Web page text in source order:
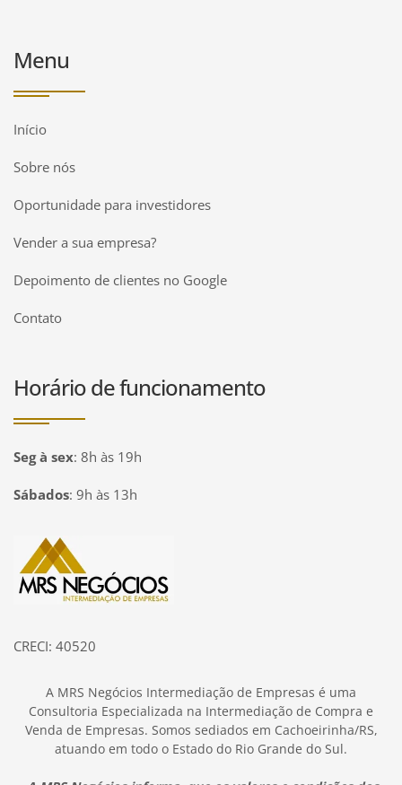
Menu
Início
Sobre nós
Oportunidade para investidores
Vender a sua empresa?
Depoimento de clientes no Google
Contato
Horário de funcionamento
Seg à sex: 8h às 19h
Sábados: 9h às 13h
Página inicial
CRECI: 40520
A MRS Negócios Intermediação de Empresas é uma
Consultoria Especializada na Intermediação de Compra e
Venda de Empresas. Somos sediados em Cachoeirinha/RS,
atuando em todo o Estado do Rio Grande do Sul.